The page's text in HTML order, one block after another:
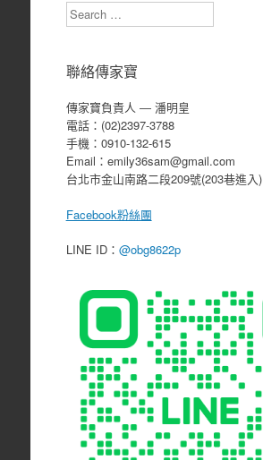
Search
聯絡傳家寶
傳家寶負責人 ― 潘明皇
電話：(02)2397-3788
手機：0910-132-615
Email：emily36sam@gmail.com
台北市金山南路二段209號(203巷進入)
Facebook粉絲團
LINE ID： @obg8622p